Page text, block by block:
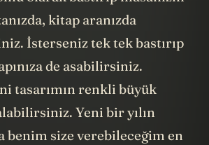
kitap aranızda
İsterseniz tek tek bastırıp
de asabilirsiniz.
tasarımın renkli büyük
Yeni bir yılın
benim size verebileceğim en